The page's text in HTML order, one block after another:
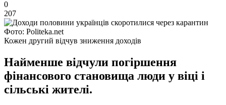
0
207
Фото: Politeka.net
Кожен другий відчув зниження доходів
Найменше відчули погіршення
фінансового становища люди у віці і
сільські жителі.